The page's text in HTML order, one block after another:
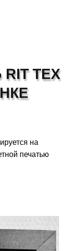
TEX
на
печатью